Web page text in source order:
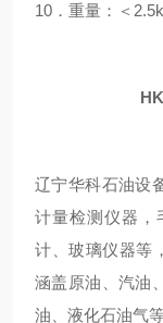
10．重量：＜
辽宁华科石油设
计量检测仪器，
计、玻璃仪器等
涵盖原油、汽油
油、液化石油气